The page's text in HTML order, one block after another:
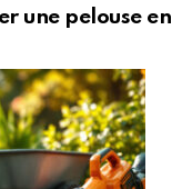
une pelouse en